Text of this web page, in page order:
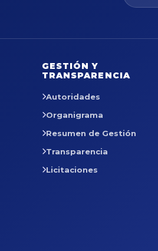
GESTIÓN Y
TRANSPARENCIA
Autoridades
Organigrama
Resumen de Gestión
Transparencia
Licitaciones